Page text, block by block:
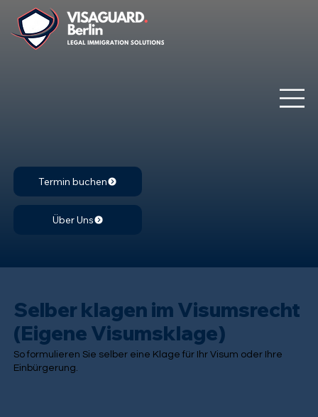
Termin buchen
Über Uns
Selber klagen im Visumsrecht
(Eigene Visumsklage)
So formulieren Sie selber eine Klage für Ihr Visum oder Ihre
Einbürgerung.